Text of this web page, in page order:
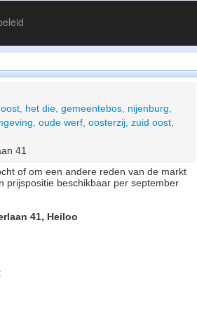
het die, gemeentebos, nijenburg,
oude werf, oosterzij, zuid oost,
41
of om een andere reden van de markt
prijspositie beschikbaar per september
41, Heiloo